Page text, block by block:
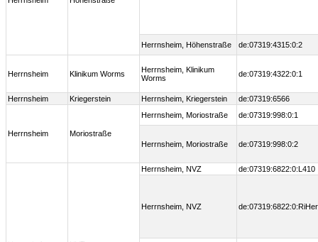
Herrnsheim, Höhenstraße de:07319:4315:0:2
Herrnsheim Klinikum Worms
Herrnsheim, Klinikum
Worms
de:07319:4322:0:1
Herrnsheim Kriegerstein Herrnsheim, Kriegerstein de:07319:6566
Herrnsheim Moriostraße
Herrnsheim, Moriostraße de:07319:998:0:1
Herrnsheim, Moriostraße de:07319:998:0:2
Herrnsheim, NVZ de:07319:6822:0:L410
Herrnsheim, NVZ de:07319:6822:0:RiHer